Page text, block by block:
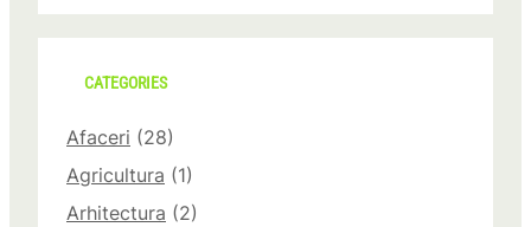
CATEGORIES
Afaceri (28)
Agricultura (1)
Arhitectura (2)